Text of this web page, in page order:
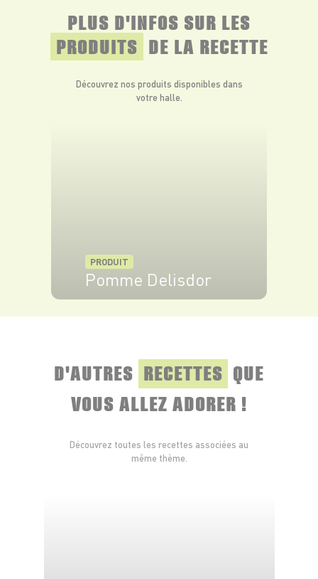
modération.PLUS D'INFOS SUR LES
PRODUITS DE LA RECETTE
Découvrez nos produits disponibles dans
votre halle.
PRODUIT
Pomme Delisdor
D'AUTRES RECETTES QUE
VOUS ALLEZ ADORER !
Découvrez toutes les recettes associées au
même thème.